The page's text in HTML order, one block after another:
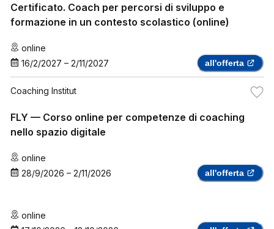
Certificato. Coach per percorsi di sviluppo e
formazione in un contesto scolastico (online)
online
16/2/2027 – 2/11/2027 all'offerta
Coaching Institut
FLY — Corso online per competenze di coaching
nello spazio digitale
online
28/9/2026 – 2/11/2026 all'offerta
online